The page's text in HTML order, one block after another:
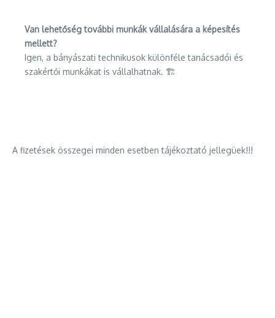
Van lehetőség további munkák vállalására a képesítés
mellett?
Igen, a bányászati technikusok különféle tanácsadói és
szakértői munkákat is vállalhatnak. 🏗️
A fizetések összegei minden esetben tájékoztató jellegüek!!!